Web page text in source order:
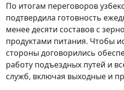
По итогам переговоров
подтвердила готовность
менее десяти составов с
продуктами питания. Чтобы
стороны договорились
работу подъездных путей и
служб, включая выходные и